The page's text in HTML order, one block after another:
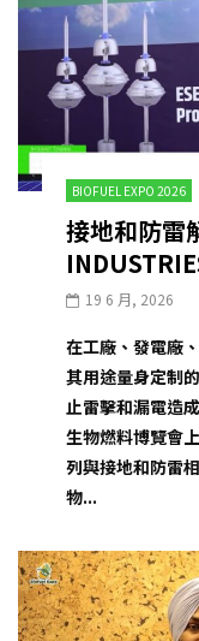
BIOFUEL EXPO 2026
接地和防雷
19 6 月, 2026
在工廠、發電廠
其用途量身定制
止雷擊和漏電造
生物燃料博覽會
列與接地和防雷
物...